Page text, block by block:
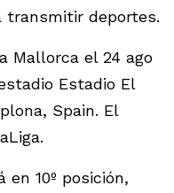
transmitir deportes.
Mallorca el 24 ago
Estadio El
Spain. El
10º posición,